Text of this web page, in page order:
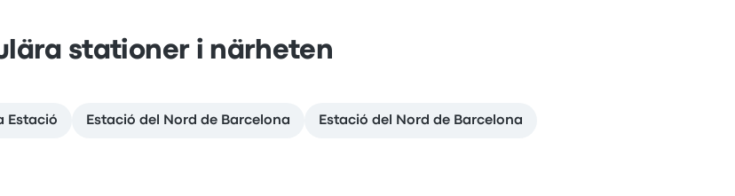
stationer i närheten
Estació Estació del Nord de Barcelona Estació del Nord de Barcelona